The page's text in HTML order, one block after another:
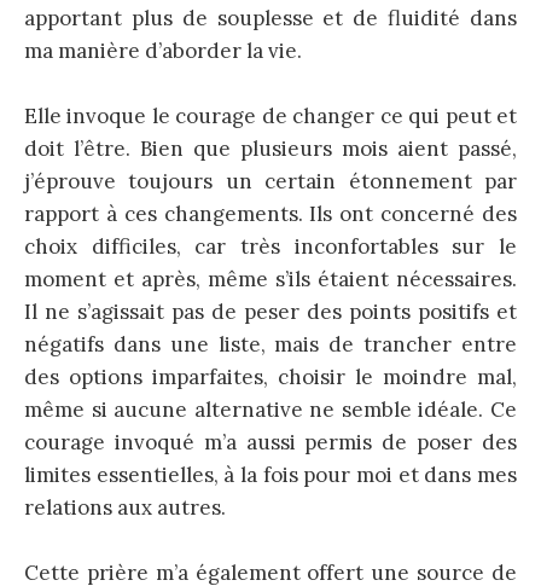
apportant plus de souplesse et de fluidité dans
ma manière d’aborder la vie.
Elle invoque le courage de changer ce qui peut et
doit l’être. Bien que plusieurs mois aient passé,
j’éprouve toujours un certain étonnement par
rapport à ces changements. Ils ont concerné des
choix difficiles, car très inconfortables sur le
moment et après, même s’ils étaient nécessaires.
Il ne s’agissait pas de peser des points positifs et
négatifs dans une liste, mais de trancher entre
des options imparfaites, choisir le moindre mal,
même si aucune alternative ne semble idéale. Ce
courage invoqué m’a aussi permis de poser des
limites essentielles, à la fois pour moi et dans mes
relations aux autres.
Cette prière m’a également offert une source de